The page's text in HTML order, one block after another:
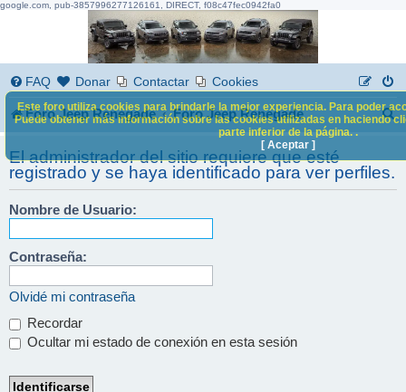
google.com, pub-3857996277126161, DIRECT, f08c47fec0942fa0
FAQ Donar Contactar Cookies
Foro Jeep Renegade Foro Jeep Renegade
B
s
c
El administrador del sitio requiere que esté
registrado y se haya identificado para ver perfiles.
Nombre de Usuario:
Contraseña:
Olvidé mi contraseña
Recordar
Ocultar mi estado de conexión en esta sesión
Este foro utiliza cookies para brindarle la mejor experiencia. Para poder
Puede obtener más información sobre las cookies utilizadas en haciendo
parte inferior de la página. .
[ Aceptar ]